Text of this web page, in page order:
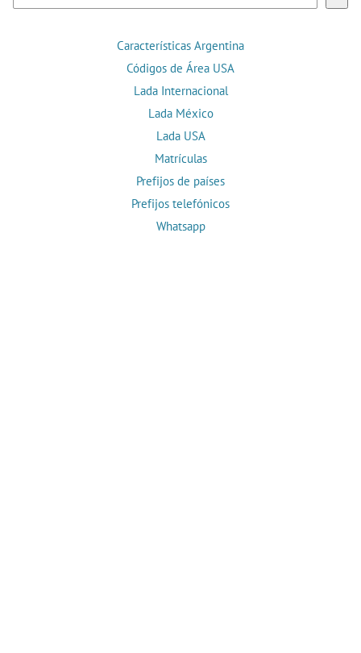
Características Argentina
Códigos de Área USA
Lada Internacional
Lada México
Lada USA
Matrículas
Prefijos de países
Prefijos telefónicos
Whatsapp